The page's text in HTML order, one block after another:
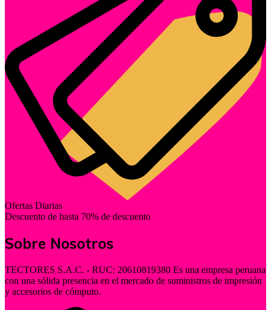
Ofertas Diarias
Descuento de hasta 70% de descuento
Sobre Nosotros
TECTORES S.A.C. - RUC: 20610819380 Es una empresa peruana
con una sólida presencia en el mercado de suministros de impresión
y accesorios de cómputo.